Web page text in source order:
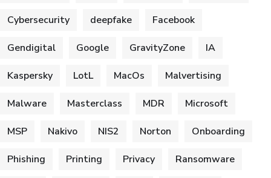
Cybersecurity deepfake Facebook
Gendigital Google GravityZone IA
Kaspersky LotL MacOs Malvertising
Malware Masterclass MDR Microsoft
MSP Nakivo NIS2 Norton Onboarding
Phishing Printing Privacy Ransomware